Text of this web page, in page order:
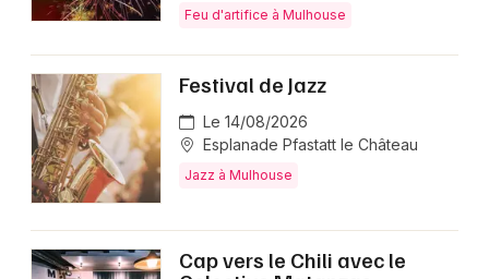
Feu d'artifice à Mulhouse
Festival de Jazz
Le 14/08/2026
Esplanade Pfastatt le Château
Jazz à Mulhouse
Cap vers le Chili avec le